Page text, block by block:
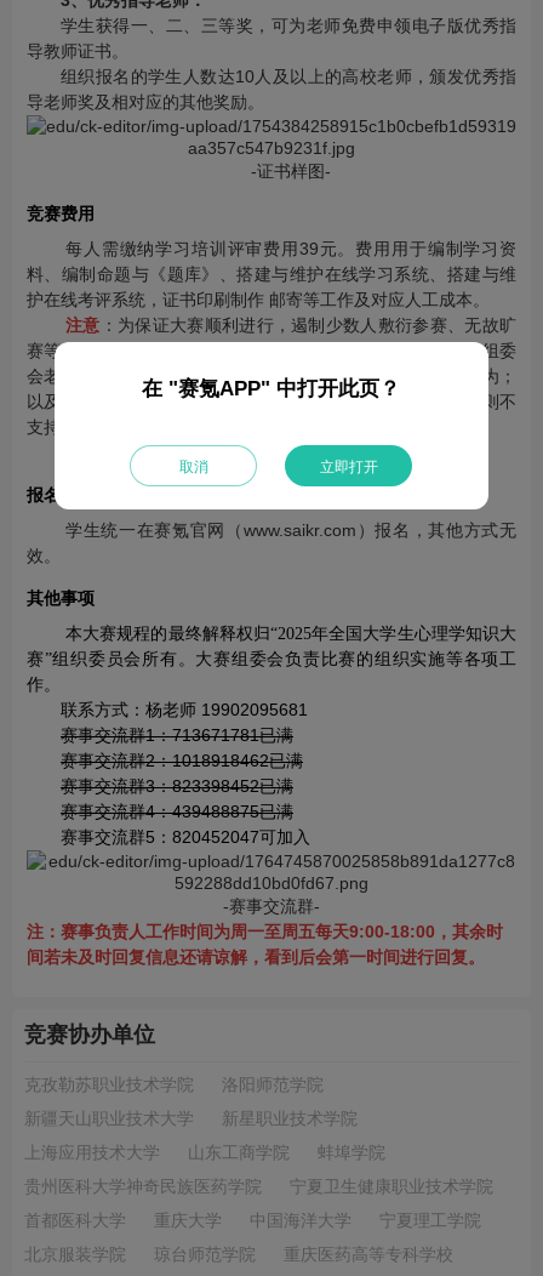
学生获得一、二、三等奖，可为老师免费申领电子版优秀指
导教师证书。
组织报名的学生人数达10人及以上的高校老师，颁发优秀指
导老师奖及相对应的其他奖励。
-证书样图-
竞赛费用
每人需缴纳学习培训评审费用39元。费用用于编制学习资
料、编制命题与《题库》、搭建与维护在线学习系统、搭建与维
护在线考评系统，证书印刷制作 邮寄等工作及对应人工成本。
注意 ：为保证大赛顺利进行，遏制少数人敷衍参赛、无故旷
赛等行为，故报名后若已使用练习题库进行学习、试题练习&组委
会老师已发送题库pdf形式；已进入正式考场，有实质参赛行为；
以及考前7天名单上报后或已完成报名但因个人原因错过比赛则不
支持退赛退费！
提供开票服务以及相关文件。
报名方式
学生统一在赛氪官网（www.saikr.com）报名，其他方式无
效。
其他事项
本大赛规程的最终解释权归“2025年全国大学生心理学知识大
赛”组织委员会所有。大赛组委会负责比赛的组织实施等各项工
作。
联系方式：杨老师 19902095681
赛事交流群1：713671781已满
赛事交流群2：1018918462已满
赛事交流群3：823398452已满
赛事交流群4：439488875已满
赛事交流群5：820452047可加入
-赛事交流群-
注：赛事负责人工作时间为周一至周五每天9:00-18:00，其余时
间若未及时回复信息还请谅解，看到后会第一时间进行回复。
竞赛协办单位
克孜勒苏职业技术学院
洛阳师范学院
新疆天山职业技术大学
新星职业技术学院
上海应用技术大学
山东工商学院
蚌埠学院
贵州医科大学神奇民族医药学院
宁夏卫生健康职业技术学院
首都医科大学
重庆大学 中国海洋大学
宁夏理工学院
北京服装学院
琼台师范学院
重庆医药高等专科学校
在 "赛氪APP" 中打开此页？
取消 立即打开